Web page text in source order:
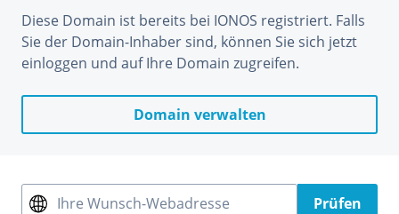
Diese Domain ist bereits bei IONOS registriert. Falls
Sie der Domain-Inhaber sind, können Sie sich jetzt
einloggen und auf Ihre Domain zugreifen.
Domain verwalten
Ihre Wunsch-Webadresse Prüfen